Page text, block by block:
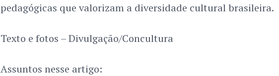
pedagógicas que valorizam a diversidade cultural brasileira.
Texto e fotos – Divulgação/Concultura
Assuntos nesse artigo: